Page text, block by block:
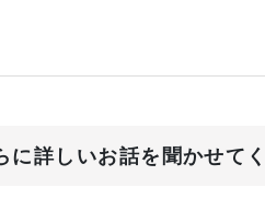
に詳しいお話を聞かせて